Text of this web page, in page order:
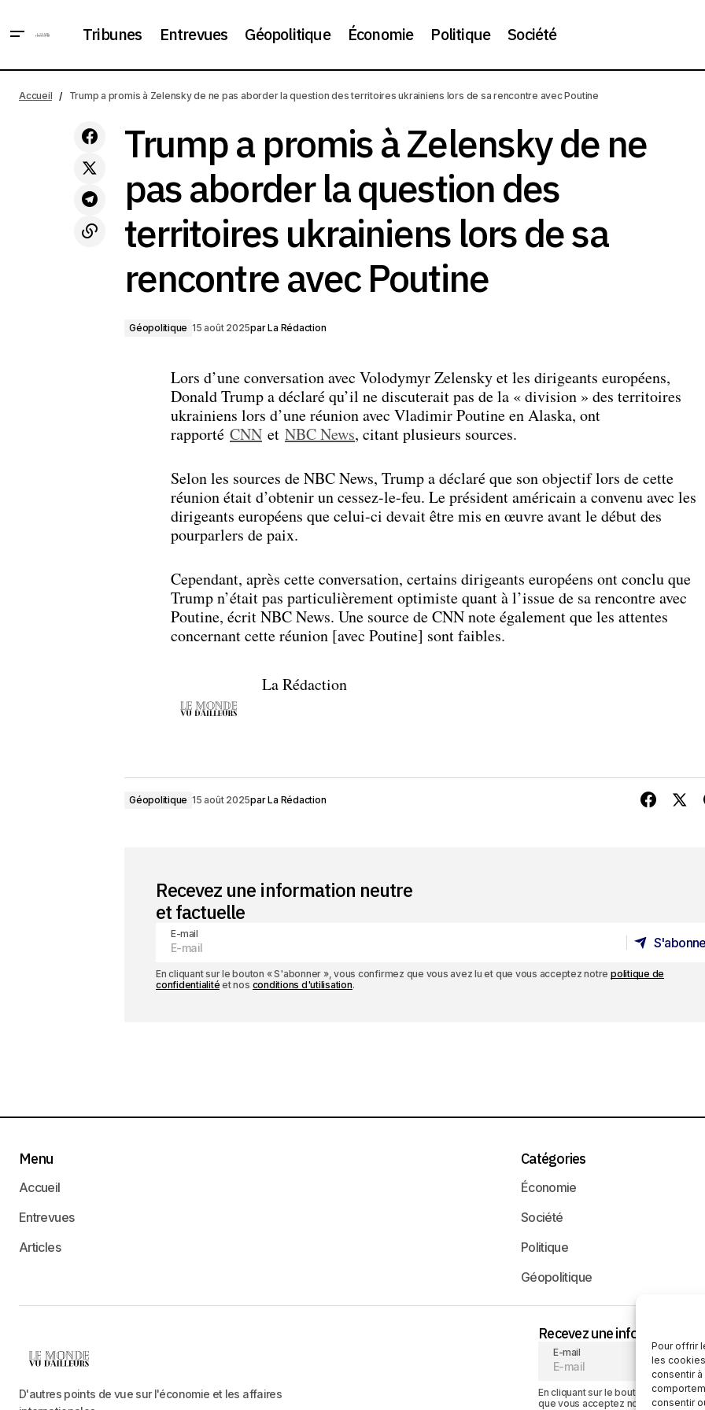
Pour offrir
les
consentir
consentir
Tribunes Entrevues Géopolitique Économie Politique Société
être un levier de modération ou un outil
de polarisation». Une interview avec
Géopolitique Trump a promis à Zelensky de ne pas aborder la question des
Accueil Trump a promis à Zelensky de ne pas aborder la question des territoires ukrainiens lors de sa rencontre avec Poutine
Trump a promis à Zelensky de ne
pas aborder la question des
territoires ukrainiens lors de sa
rencontre avec Poutine
Géopolitique 15 août 2025parLa Rédaction
Lors d’une conversation avec Volodymyr Zelensky et les dirigeants européens,
Donald Trump a déclaré qu’il ne discuterait pas de la « division » des territoires
ukrainiens lors d’une réunion avec Vladimir Poutine en Alaska, ont
rapporté CNN et NBC News, citant plusieurs sources.
Selon les sources de NBC News, Trump a déclaré que son objectif lors de cette
réunion était d’obtenir un cessez-le-feu. Le président américain a convenu avec les
dirigeants européens que celui-ci devait être mis en œuvre avant le début des
pourparlers de paix.
Cependant, après cette conversation, certains dirigeants européens ont conclu que
Trump n’était pas particulièrement optimiste quant à l’issue de sa rencontre avec
Poutine, écrit NBC News. Une source de CNN note également que les attentes
concernant cette réunion [avec Poutine] sont faibles.
La Rédaction
Géopolitique 15 août 2025parLa Rédaction
Recevez une information neutre
et factuelle
E-mail
En cliquant sur le bouton « S'abonner », vous confirmez que vous avez lu et que vous acceptez notrepolitique de
confidentialité et nos conditions d'utilisation.
D'autres points de vue sur l'économie et les affaires
Menu
Accueil
Entrevues
Articles
Catégories
Économie
Société
Politique
Géopolitique
Recevez une information
E-mail
En cliquant sur le bouton «
que vous acceptez notrepolitique